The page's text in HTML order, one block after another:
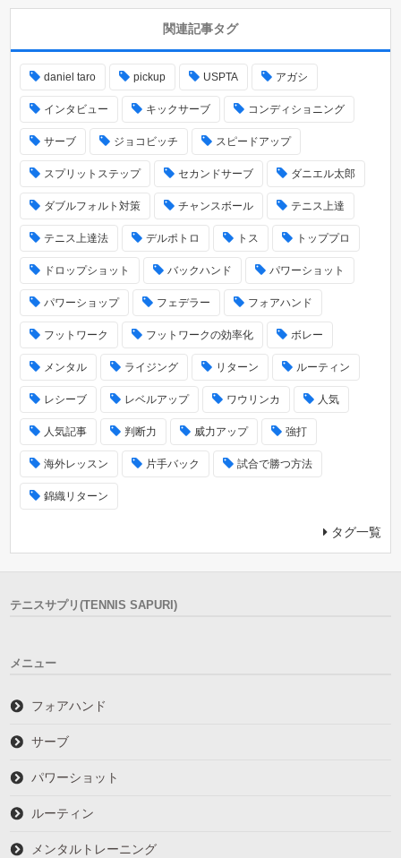
関連記事タグ
daniel taro pickup USPTA アガシ
インタビュー キックサーブ コンディショニング
サーブ ジョコビッチ スピードアップ
スプリットステップ セカンドサーブ ダニエル太郎
ダブルフォルト対策 チャンスボール テニス上達
テニス上達法 デルポトロ トス トッププロ
ドロップショット バックハンド パワーショット
パワーショップ フェデラー フォアハンド
フットワーク フットワークの効率化 ボレー
メンタル ライジング リターン ルーティン
レシーブ レベルアップ ワウリンカ 人気
人気記事 判断力 威力アップ 強打
海外レッスン 片手バック 試合で勝つ方法
錦織リターン
タグ一覧
テニスサプリ(TENNIS SAPURI)
メニュー
フォアハンド
サーブ
パワーショット
ルーティン
メンタルトレーニング